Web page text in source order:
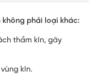
không phải loại khác:
thầm kín, gây
kín.